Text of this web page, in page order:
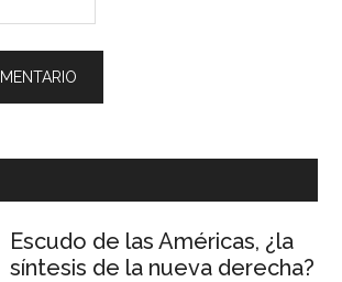
Escudo de las Américas, ¿la
síntesis de la nueva derecha?